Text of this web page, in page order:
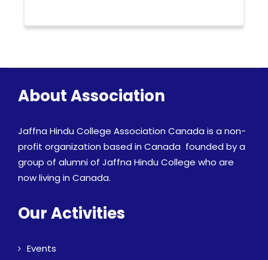
About Association
Jaffna Hindu College Association Canada is a non-
profit organization based in Canada founded by a
group of alumni of Jaffna Hindu College who are
now living in Canada.
Our Activities
Events